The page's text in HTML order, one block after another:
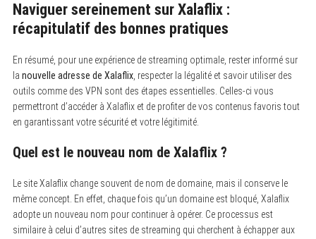
Naviguer sereinement sur Xalaflix :
récapitulatif des bonnes pratiques
En résumé, pour une expérience de streaming optimale, rester informé sur
la nouvelle adresse de Xalaflix, respecter la légalité et savoir utiliser des
outils comme des VPN sont des étapes essentielles. Celles-ci vous
permettront d’accéder à Xalaflix et de profiter de vos contenus favoris tout
en garantissant votre sécurité et votre légitimité.
Quel est le nouveau nom de Xalaflix ?
Le site Xalaflix change souvent de nom de domaine, mais il conserve le
même concept. En effet, chaque fois qu’un domaine est bloqué, Xalaflix
adopte un nouveau nom pour continuer à opérer. Ce processus est
similaire à celui d’autres sites de streaming qui cherchent à échapper aux